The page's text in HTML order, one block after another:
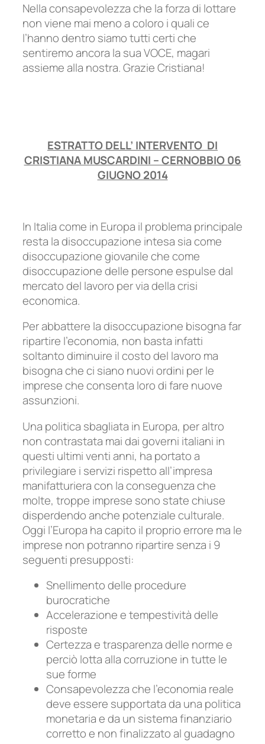
Nella consapevolezza che la forza di lottare
non viene mai meno a coloro i quali ce
l’hanno dentro siamo tutti certi che
sentiremo ancora la sua VOCE, magari
assieme alla nostra. Grazie Cristiana!
ESTRATTO DELL’ INTERVENTO DI
CRISTIANA MUSCARDINI – CERNOBBIO 06
GIUGNO 2014
In Italia come in Europa il problema principale
resta la disoccupazione intesa sia come
disoccupazione giovanile che come
disoccupazione delle persone espulse dal
mercato del lavoro per via della crisi
economica.
Per abbattere la disoccupazione bisogna far
ripartire l’economia, non basta infatti
soltanto diminuire il costo del lavoro ma
bisogna che ci siano nuovi ordini per le
imprese che consenta loro di fare nuove
assunzioni.
Una politica sbagliata in Europa, per altro
non contrastata mai dai governi italiani in
questi ultimi venti anni, ha portato a
privilegiare i servizi rispetto all’impresa
manifatturiera con la conseguenza che
molte, troppe imprese sono state chiuse
disperdendo anche potenziale culturale.
Oggi l’Europa ha capito il proprio errore ma le
imprese non potranno ripartire senza i 9
seguenti presupposti:
Snellimento delle procedure
burocratiche
Accelerazione e tempestività delle
risposte
Certezza e trasparenza delle norme e
perciò lotta alla corruzione in tutte le
sue forme
Consapevolezza che l’economia reale
deve essere supportata da una politica
monetaria e da un sistema finanziario
corretto e non finalizzato al guadagno